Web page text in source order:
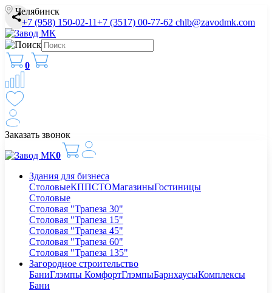
Челябинск
+7 (958) 150-02-11+7 (3517) 00-77-62 chlb@zavodmk.com
0
Заказать звонок
0
Здания для бизнеса
СтоловыеКППСТОМагазиныГостиницы
Столовые
Столовая "Трапеза 30"
Столовая "Трапеза 15"
Столовая "Трапеза 45"
Столовая "Трапеза 60"
Столовая "Трапеза 135"
Загородное строительство
БаниГлэмпы КомфортГлэмпыБарнхаусыКомплексы
Бани